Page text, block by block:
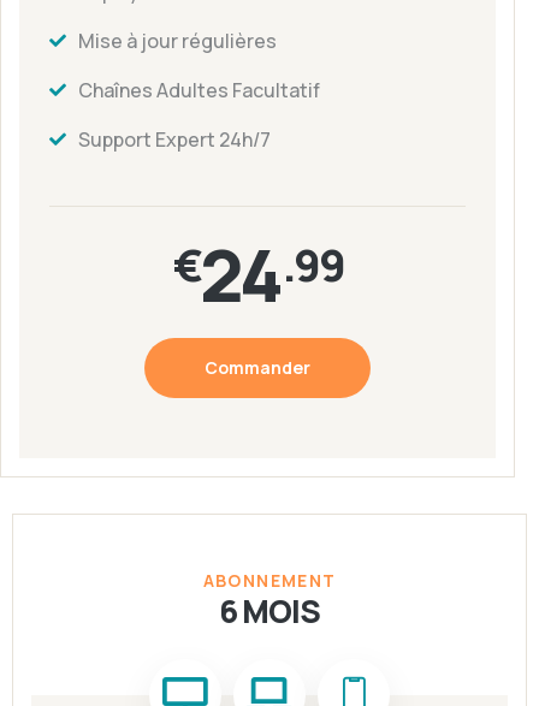
Mise à jour régulières
Chaînes Adultes Facultatif
Support Expert 24h/7
€24.99
Commander
ABONNEMENT
6 MOIS